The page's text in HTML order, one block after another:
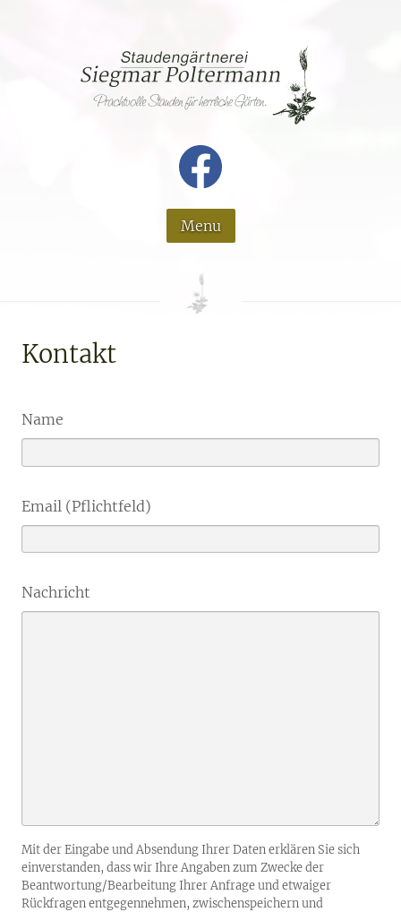
Menu
Kontakt
Name
Email (Pflichtfeld)
Nachricht
Mit der Eingabe und Absendung Ihrer Daten erklären Sie sich
einverstanden, dass wir Ihre Angaben zum Zwecke der
Beantwortung/Bearbeitung Ihrer Anfrage und etwaiger
Rückfragen entgegennehmen, zwischenspeichern und